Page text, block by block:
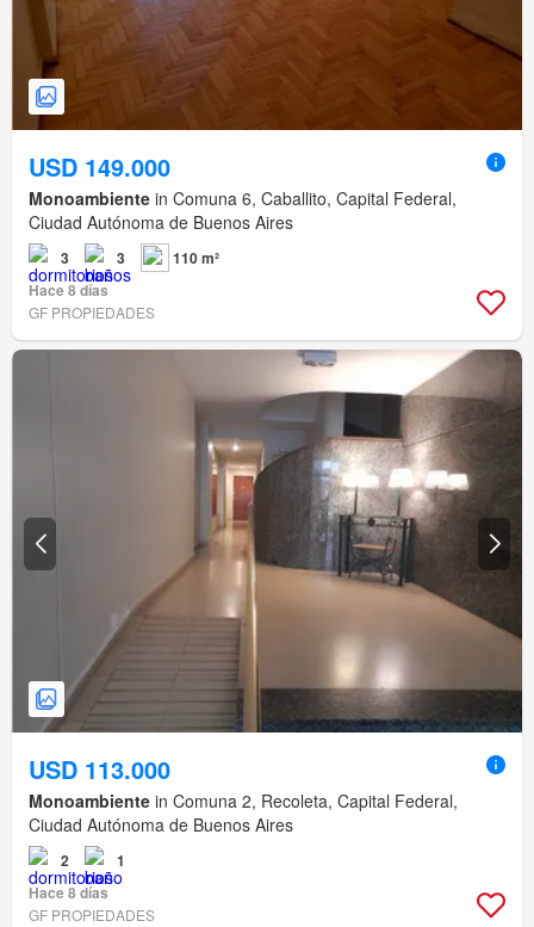
USD 149.000
Monoambiente in Comuna 6, Caballito, Capital Federal,
Ciudad Autónoma de Buenos Aires
3 3
110 m²
Hace 8 días
GF PROPIEDADES
USD 113.000
Monoambiente in Comuna 2, Recoleta, Capital Federal,
Ciudad Autónoma de Buenos Aires
2
1
Hace 8 días
GF PROPIEDADES